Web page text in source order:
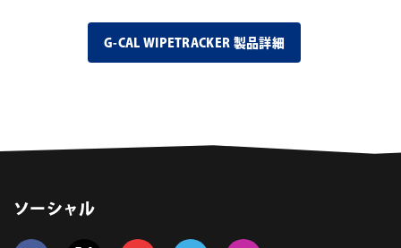
G-CAL WIPETRACKER 製品詳細
ソーシャル